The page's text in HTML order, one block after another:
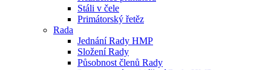
Stáli v čele
Primátorský řetěz
Rada
Jednání Rady HMP
Složení Rady
Působnost členů Rady